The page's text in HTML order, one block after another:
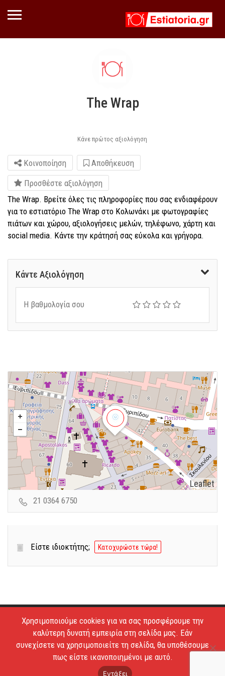
The Wrap
Κάνε πρώτος αξιολόγηση
Κοινοποίηση
Αποθήκευση
Προσθέστε αξιολόγηση
The Wrap. Βρείτε όλες τις πληροφορίες που σας ενδιαφέρουν
για το εστιατόριο The Wrap στο Κολωνάκι με φωτογραφίες
πιάτων και χώρου, αξιολογήσεις μελών, τηλέφωνο, χάρτη και
social media. Κάντε την κράτησή σας εύκολα και γρήγορα.
Κάντε Αξιολόγηση
Η βαθμολογία σου
Leaflet
21 0364 6750
Είστε ιδιοκτήτης; Κατοχυρώστε τώρα!
Copyright © 2026 - Estiatoria. All Rights Reserved.
Απαγορεύεται το κατέβασμα των φωτογραφιών και η
αντιγραφή των κειμένων.
Όροι Χρήσης Επικοινωνία
Χρησιμοποιούμε cookies για να σας προσφέρουμε την
καλύτερη δυνατή εμπειρία στη σελίδα μας. Εάν
συνεχίσετε να χρησιμοποιείτε τη σελίδα, θα υποθέσουμε
πως είστε ικανοποιημένοι με αυτό.
Εντάξει